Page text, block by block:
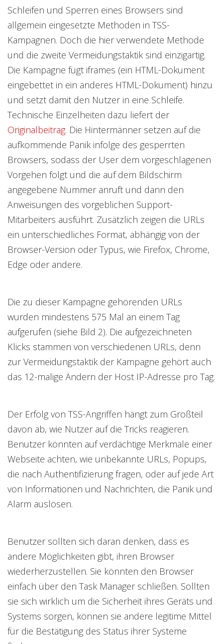
Schleifen und Sperren eines Browsers sind
allgemein eingesetzte Methoden in TSS-
Kampagnen. Doch die hier verwendete Methode
und die zweite Vermeidungstaktik sind einzigartig.
Die Kampagne fügt iframes (ein HTML-Dokument
eingebettet in ein anderes HTML-Dokument) hinzu
und setzt damit den Nutzer in eine Schleife.
Technische Einzelheiten dazu liefert der
Originalbeitrag. Die Hintermänner setzen auf die
aufkommende Panik infolge des gesperrten
Browsers, sodass der User dem vorgeschlagenen
Vorgehen folgt und die auf dem Bildschirm
angegebene Nummer anruft und dann den
Anweisungen des vorgeblichen Support-
Mitarbeiters ausführt. Zusätzlich zeigen die URLs
ein unterschiedliches Format, abhängig von der
Browser-Version oder Typus, wie Firefox, Chrome,
Edge oder andere.
Die zu dieser Kampagne gehörenden URLs
wurden mindestens 575 Mal an einem Tag
aufgerufen (siehe Bild 2). Die aufgezeichneten
Klicks stammen von verschiedenen URLs, denn
zur Vermeidungstaktik der Kampagne gehört auch
das 12-malige Ändern der Host IP-Adresse pro Tag.
Der Erfolg von TSS-Angriffen hängt zum Großteil
davon ab, wie Nutzer auf die Tricks reagieren.
Benutzer könnten auf verdächtige Merkmale einer
Webseite achten, wie unbekannte URLs, Popups,
die nach Authentifizierung fragen, oder auf jede Art
von Informationen und Nachrichten, die Panik und
Alarm auslösen.
Benutzer sollten sich daran denken, dass es
andere Möglichkeiten gibt, ihren Browser
wiederherzustellen. Sie könnten den Browser
einfach über den Task Manager schließen. Sollten
sie sich wirklich um die Sicherheit ihres Geräts und
Systems sorgen, können sie andere legitime Mittel
für die Bestätigung des Status ihrer Systeme